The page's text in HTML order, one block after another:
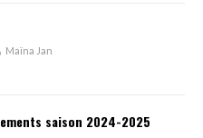
Maïna Jan
saison 2024-2025